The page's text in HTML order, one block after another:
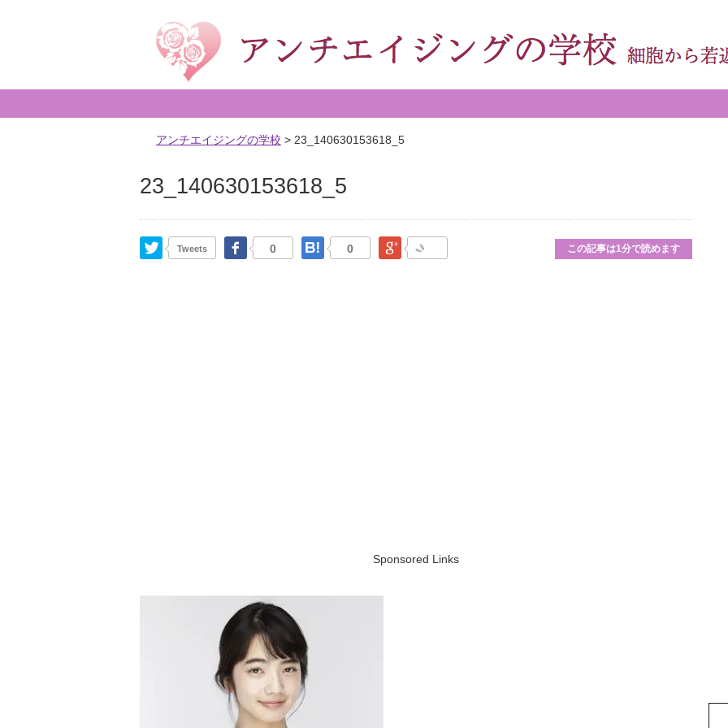
アンチエイジングの学校 > 23_140630153618_5
23_140630153618_5
Tweets
Twitter 0
Facebook 0
はてなブックマークGoogle Plus この記事は1分で読めます
Sponsored Links